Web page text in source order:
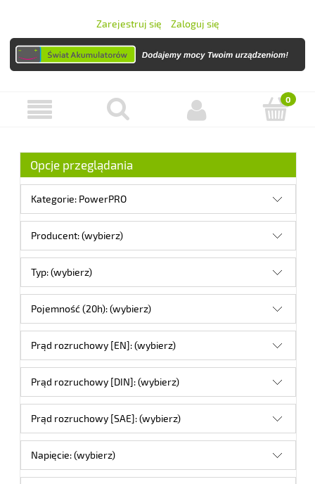
Zarejestruj się Zaloguj się
Opcje przeglądania
Kategorie: PowerPRO
Producent: (wybierz)
Typ: (wybierz)
Pojemność (20h): (wybierz)
Prąd rozruchowy [EN]: (wybierz)
Prąd rozruchowy [DIN]: (wybierz)
Prąd rozruchowy [SAE]: (wybierz)
Napięcie: (wybierz)